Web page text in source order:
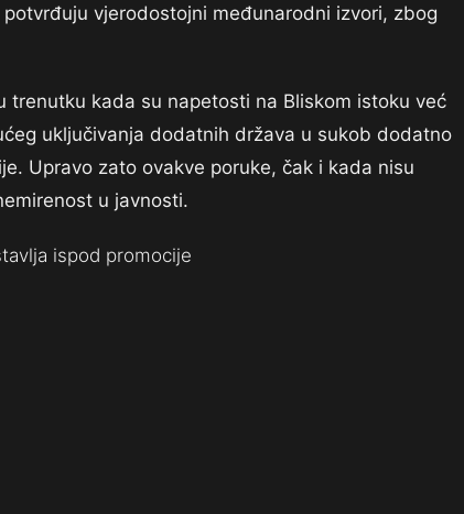
vjerodostojni međunarodni izvori, zbog
trenutku kada su napetosti na Bliskom istoku već
uključivanja dodatnih država u sukob dodatno
Upravo zato ovakve poruke, čak i kada nisu
u javnosti.
ispod promocije